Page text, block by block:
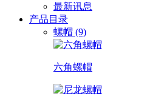
最新讯息
产品目录
螺帽 (9)
六角螺帽